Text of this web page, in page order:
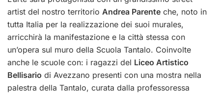
artist del nostro territorio Andrea Parente che, noto in
tutta Italia per la realizzazione dei suoi murales,
arricchirà la manifestazione e la città stessa con
un’opera sul muro della Scuola Tantalo. Coinvolte
anche le scuole con: i ragazzi del Liceo Artistico
Bellisario di Avezzano presenti con una mostra nella
palestra della Tantalo, curata dalla professoressa